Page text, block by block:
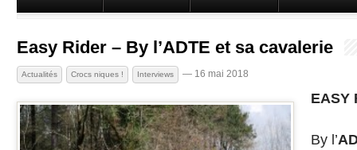
Easy Rider – By l’ADTE et sa cavalerie
Actualités Crocs niques ! Interviews — 16 mai 2018
EASY
By l’